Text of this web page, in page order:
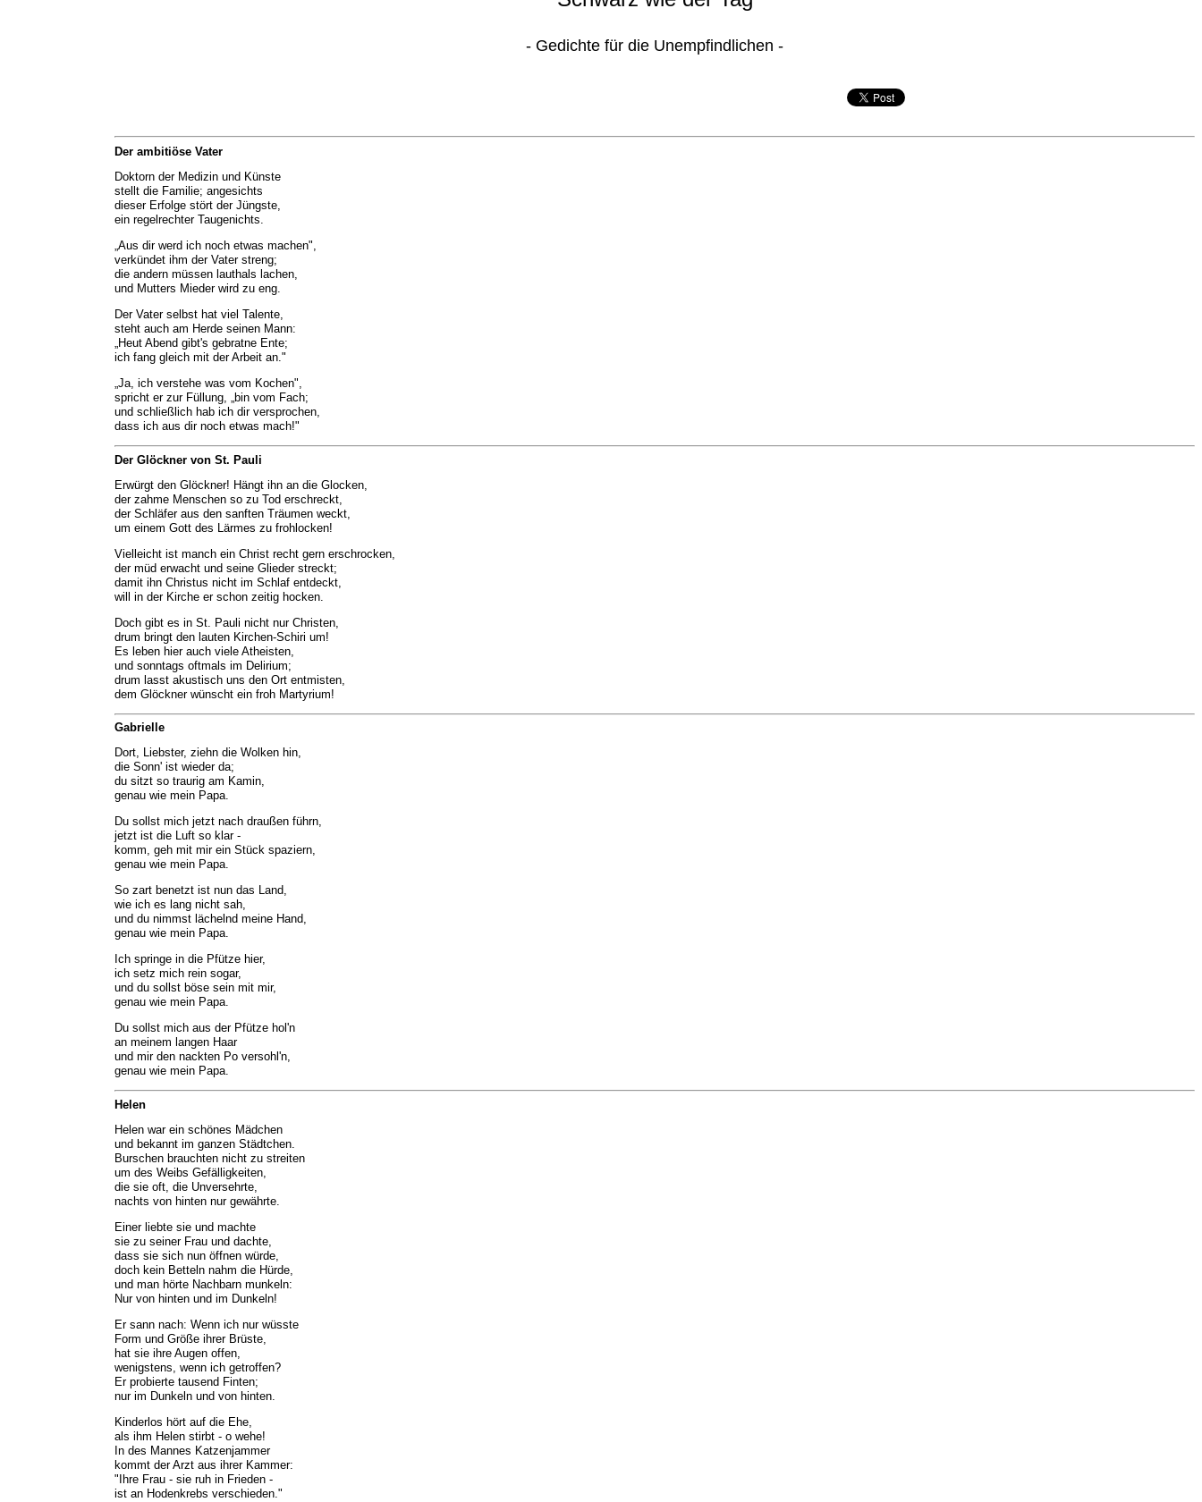
- Gedichte für die Unempfindlichen -
Der ambitiöse Vater
Doktorn der Medizin und Künste
stellt die Familie; angesichts
dieser Erfolge stört der Jüngste,
ein regelrechter Taugenichts.
„Aus dir werd ich noch etwas machen",
verkündet ihm der Vater streng;
die andern müssen lauthals lachen,
und Mutters Mieder wird zu eng.
Der Vater selbst hat viel Talente,
steht auch am Herde seinen Mann:
„Heut Abend gibt's gebratne Ente;
ich fang gleich mit der Arbeit an."
„Ja, ich verstehe was vom Kochen",
spricht er zur Füllung, „bin vom Fach;
und schließlich hab ich dir versprochen,
dass ich aus dir noch etwas mach!"
Der Glöckner von St. Pauli
Erwürgt den Glöckner! Hängt ihn an die Glocken,
der zahme Menschen so zu Tod erschreckt,
der Schläfer aus den sanften Träumen weckt,
um einem Gott des Lärmes zu frohlocken!
Vielleicht ist manch ein Christ recht gern erschrocken,
der müd erwacht und seine Glieder streckt;
damit ihn Christus nicht im Schlaf entdeckt,
will in der Kirche er schon zeitig hocken.
Doch gibt es in St. Pauli nicht nur Christen,
drum bringt den lauten Kirchen-Schiri um!
Es leben hier auch viele Atheisten,
und sonntags oftmals im Delirium;
drum lasst akustisch uns den Ort entmisten,
dem Glöckner wünscht ein froh Martyrium!
Gabrielle
Dort, Liebster, ziehn die Wolken hin,
die Sonn' ist wieder da;
du sitzt so traurig am Kamin,
genau wie mein Papa.
Du sollst mich jetzt nach draußen führn,
jetzt ist die Luft so klar -
komm, geh mit mir ein Stück spaziern,
genau wie mein Papa.
So zart benetzt ist nun das Land,
wie ich es lang nicht sah,
und du nimmst lächelnd meine Hand,
genau wie mein Papa.
Ich springe in die Pfütze hier,
ich setz mich rein sogar,
und du sollst böse sein mit mir,
genau wie mein Papa.
Du sollst mich aus der Pfütze hol'n
an meinem langen Haar
und mir den nackten Po versohl'n,
genau wie mein Papa.
Helen
Helen war ein schönes Mädchen
und bekannt im ganzen Städtchen.
Burschen brauchten nicht zu streiten
um des Weibs Gefälligkeiten,
die sie oft, die Unversehrte,
nachts von hinten nur gewährte.
Einer liebte sie und machte
sie zu seiner Frau und dachte,
dass sie sich nun öffnen würde,
doch kein Betteln nahm die Hürde,
und man hörte Nachbarn munkeln:
Nur von hinten und im Dunkeln!
Er sann nach: Wenn ich nur wüsste
Form und Größe ihrer Brüste,
hat sie ihre Augen offen,
wenigstens, wenn ich getroffen?
Er probierte tausend Finten;
nur im Dunkeln und von hinten.
Kinderlos hört auf die Ehe,
als ihm Helen stirbt - o wehe!
In des Mannes Katzenjammer
kommt der Arzt aus ihrer Kammer:
"Ihre Frau - sie ruh in Frieden -
ist an Hodenkrebs verschieden."